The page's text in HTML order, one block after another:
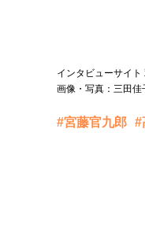
インタビューサイ
画像・写真：三田佳
#宮藤官九郎 #